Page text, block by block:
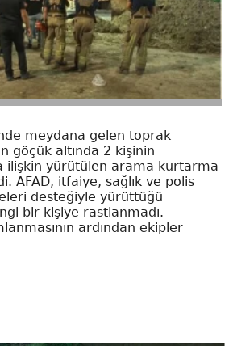
meydana gelen toprak
göçük altında 2 kişinin
ilişkin yürütülen arama kurtarma
AFAD, itfaiye, sağlık ve polis
desteğiyle yürüttüğü
bir kişiye rastlanmadı.
ardından ekipler